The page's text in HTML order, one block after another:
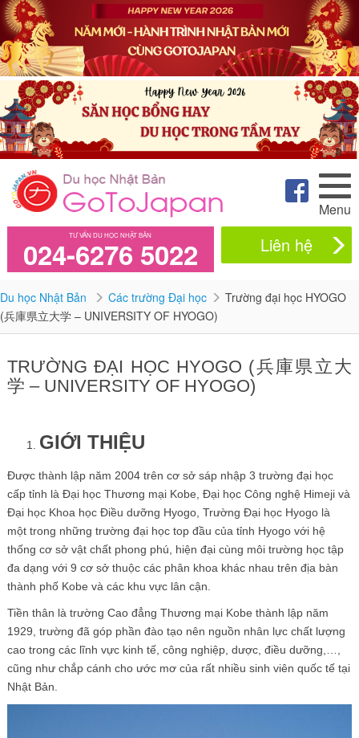
Menu
TƯ VẤN DU HỌC NHẬT BẢN
024-6276 5022 Liên hệ
Du học Nhật Bản Các trường Đại học
Trường đại học HYOGO
(兵庫県立大学 – UNIVERSITY OF HYOGO)
TRƯỜNG ĐẠI HỌC HYOGO (兵庫県立大
学 – UNIVERSITY OF HYOGO)
GIỚI THIỆU
Được thành lập năm 2004 trên cơ sở sáp nhập 3 trường đại học
cấp tỉnh là Đại học Thương mại Kobe, Đại học Công nghệ Himeji và
Đại học Khoa học Điều dưỡng Hyogo, Trường Đại học Hyogo là
một trong những trường đại học top đầu của tỉnh Hyogo với hệ
thống cơ sở vật chất phong phú, hiện đại cùng môi trường học tập
đa dạng với 9 cơ sở thuộc các phân khoa khác nhau trên địa bàn
thành phố Kobe và các khu vực lân cận.
Tiền thân là trường Cao đẳng Thương mại Kobe thành lập năm
1929, trường đã góp phần đào tạo nên nguồn nhân lực chất lượng
cao trong các lĩnh vực kinh tế, công nghiệp, dược, điều dưỡng,…,
cũng như chắp cánh cho ước mơ của rất nhiều sinh viên quốc tế tại
Nhật Bản.